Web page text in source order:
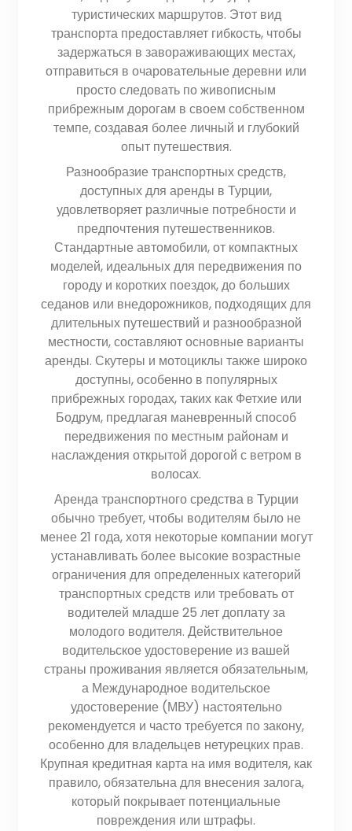
туристических маршрутов. Этот вид
транспорта предоставляет гибкость, чтобы
задержаться в завораживающих местах,
отправиться в очаровательные деревни или
просто следовать по живописным
прибрежным дорогам в своем собственном
темпе, создавая более личный и глубокий
опыт путешествия.
Разнообразие транспортных средств,
доступных для аренды в Турции,
удовлетворяет различные потребности и
предпочтения путешественников.
Стандартные автомобили, от компактных
моделей, идеальных для передвижения по
городу и коротких поездок, до больших
седанов или внедорожников, подходящих для
длительных путешествий и разнообразной
местности, составляют основные варианты
аренды. Скутеры и мотоциклы также широко
доступны, особенно в популярных
прибрежных городах, таких как Фетхие или
Бодрум, предлагая маневренный способ
передвижения по местным районам и
наслаждения открытой дорогой с ветром в
волосах.
Аренда транспортного средства в Турции
обычно требует, чтобы водителям было не
менее 21 года, хотя некоторые компании могут
устанавливать более высокие возрастные
ограничения для определенных категорий
транспортных средств или требовать от
водителей младше 25 лет доплату за
молодого водителя. Действительное
водительское удостоверение из вашей
страны проживания является обязательным,
а Международное водительское
удостоверение (МВУ) настоятельно
рекомендуется и часто требуется по закону,
особенно для владельцев нетурецких прав.
Крупная кредитная карта на имя водителя, как
правило, обязательна для внесения залога,
который покрывает потенциальные
повреждения или штрафы.